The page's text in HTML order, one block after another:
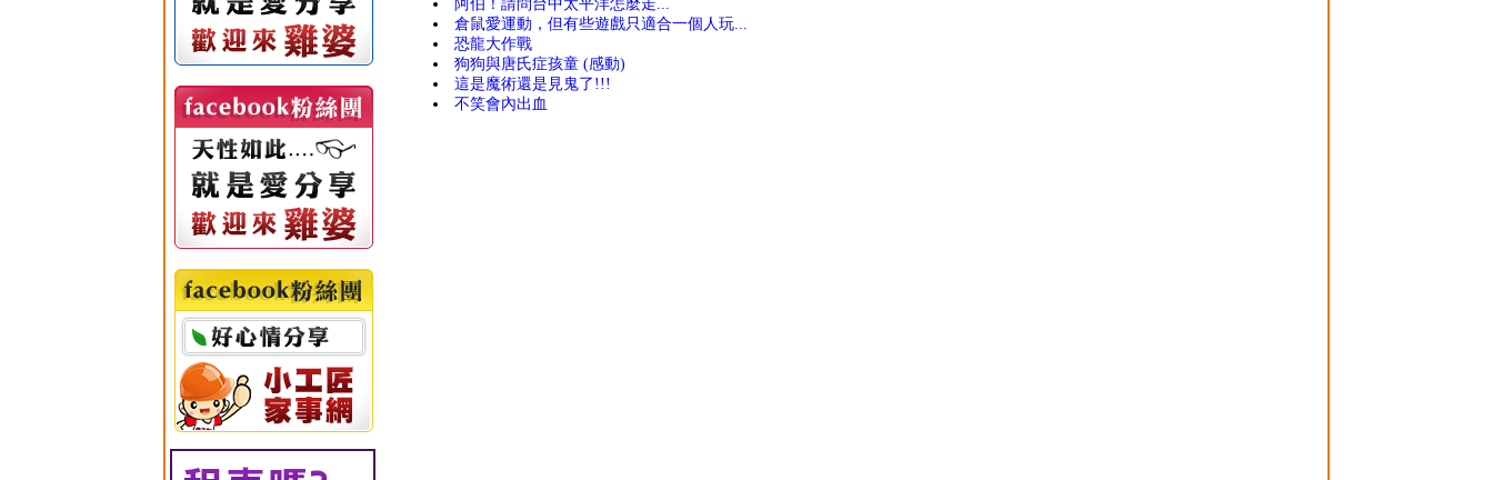
阿伯！請問台中太平洋怎麼走...
倉鼠愛運動，但有些遊戲只適合一個人玩...
恐龍大作戰
狗狗與唐氏症孩童 (感動)
這是魔術還是見鬼了!!!
不笑會內出血